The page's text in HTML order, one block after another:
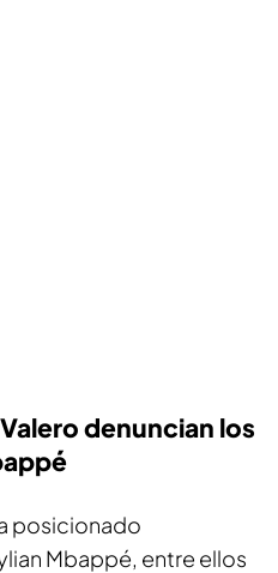
denuncian los
posicionado
Mbappé, entre ellos